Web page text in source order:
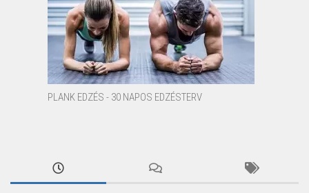
PLANK EDZÉS - 30 NAPOS EDZÉSTERV